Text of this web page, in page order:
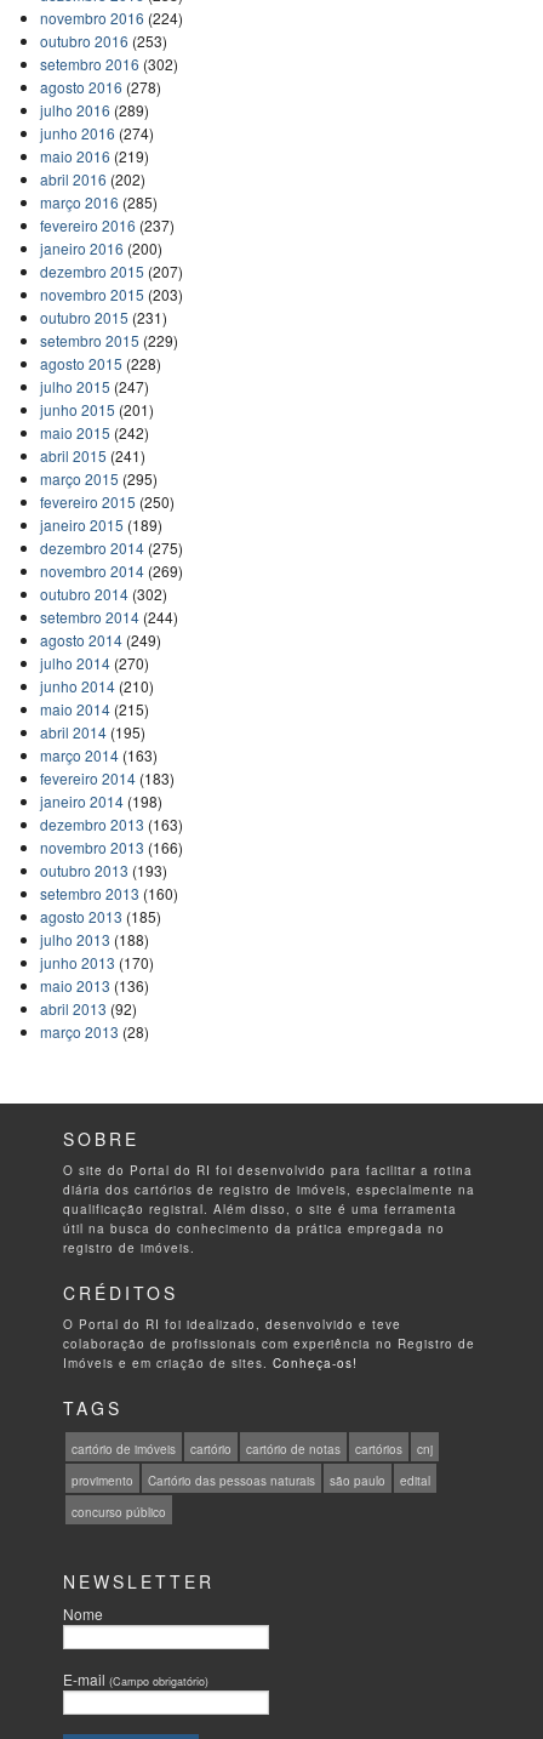
novembro 2016 (224)
outubro 2016 (253)
setembro 2016 (302)
agosto 2016 (278)
julho 2016 (289)
junho 2016 (274)
maio 2016 (219)
abril 2016 (202)
março 2016 (285)
fevereiro 2016 (237)
janeiro 2016 (200)
dezembro 2015 (207)
novembro 2015 (203)
outubro 2015 (231)
setembro 2015 (229)
agosto 2015 (228)
julho 2015 (247)
junho 2015 (201)
maio 2015 (242)
abril 2015 (241)
março 2015 (295)
fevereiro 2015 (250)
janeiro 2015 (189)
dezembro 2014(275)
novembro 2014(269)
outubro 2014(302)
setembro 2014(244)
agosto 2014(249)
julho 2014(270)
junho 2014(210)
maio 2014(215)
abril 2014(195)
março 2014(163)
fevereiro 2014(183)
janeiro 2014(198)
dezembro 2013 (163)
novembro 2013 (166)
outubro 2013 (193)
setembro 2013 (160)
agosto 2013 (185)
julho 2013 (188)
junho 2013 (170)
maio 2013 (136)
abril 2013 (92)
março 2013 (28)
SOBRE
O site do Portal do RI foi desenvolvido para facilitar a rotina
diária dos cartórios de registro de imóveis, especialmente na
qualificação registral. Além disso, o site é uma ferramenta
útil na busca do conhecimento da prática empregada no
registro de imóveis.
CRÉDITOS
O Portal do RI foi idealizado, desenvolvido e teve
colaboração de profissionais com experiência no Registro de
Imóveis e em criação de sites.Conheça-os!
TAGS
cartório de imóveis cartório cartório de notas cartórios
cnj
provimento
Cartório das pessoas naturais são paulo
edital
concurso público
NEWSLETTER
Nome
E-mail(Campo obrigatório)